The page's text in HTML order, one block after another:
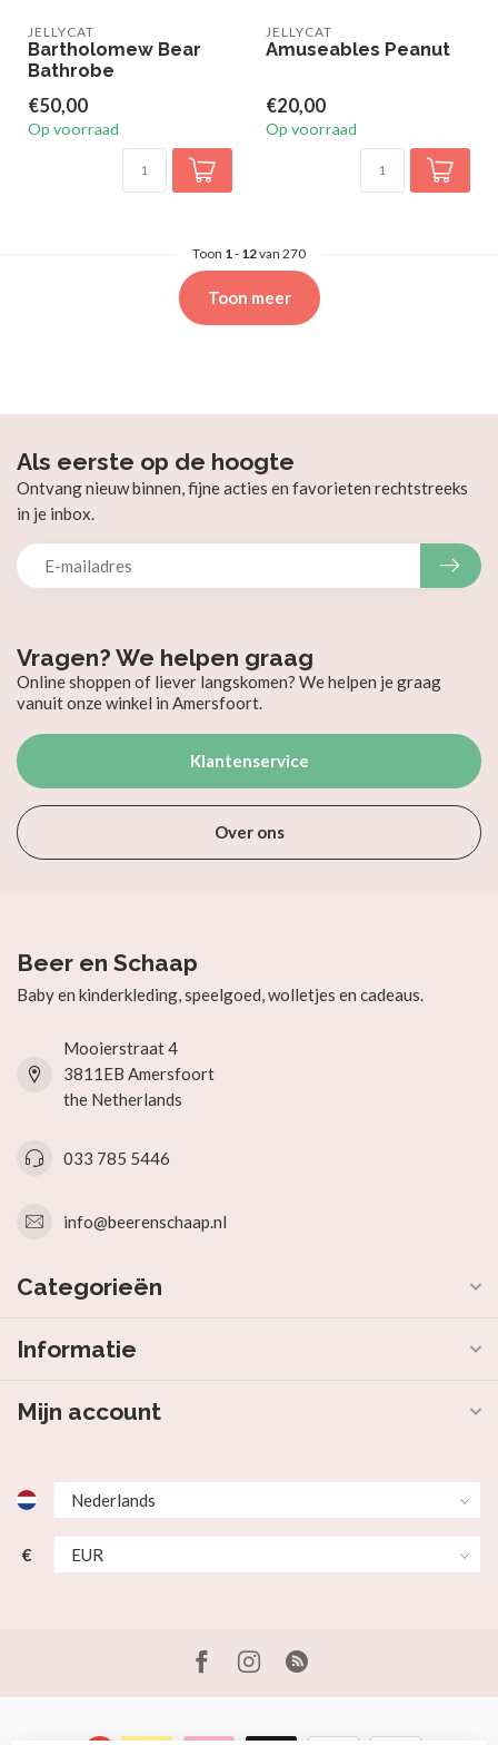
JELLYCAT
Bartholomew Bear
Bathrobe
€50,00
Op voorraad
JELLYCAT
Amuseables Peanut
€20,00
Op voorraad
Toon 1- 12van 270
Toon meer
Vragen? We helpen graag
Online shoppen of liever langskomen? We helpen je graag
vanuit onze winkel in Amersfoort.
Klantenservice
Over ons
Als eerste op de hoogte
Ontvang nieuw binnen, fijne acties en favorieten rechtstreeks
in je inbox.
Beer en Schaap
Baby en kinderkleding, speelgoed, wolletjes en cadeaus.
Mooierstraat 4
3811EB Amersfoort
the Netherlands
033 785 5446
info@beerenschaap.nl
Categorieën
Informatie
Mijn account
€